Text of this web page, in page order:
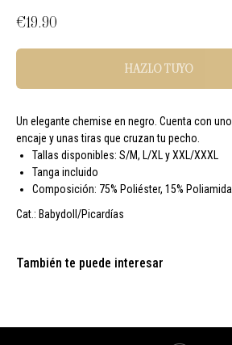
€19.90
HAZLO TUYO
Un elegante chemise en negro. Cuenta con
encaje y unas tiras que cruzan tu pecho.
Tallas disponibles: S/M, L/XL y XXL/XXXL
Tanga incluido
Composición: 75% Poliéster, 15%
Cat.: Babydoll/Picardías
También te puede interesar